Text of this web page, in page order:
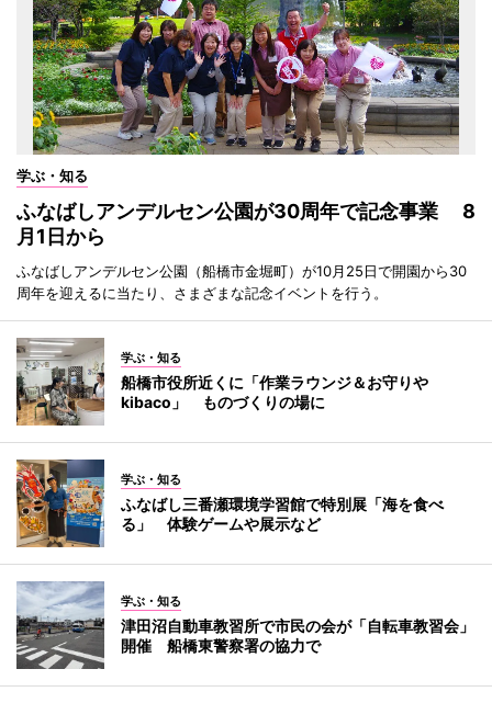
学ぶ・知る
ふなばしアンデルセン公園が30周年で記念事業 8
月1日から
ふなばしアンデルセン公園（船橋市金堀町）が10月25日で開園から30
周年を迎えるに当たり、さまざまな記念イベントを行う。
学ぶ・知る
船橋市役所近くに「作業ラウンジ＆お守りや
kibaco」 ものづくりの場に
学ぶ・知る
ふなばし三番瀬環境学習館で特別展「海を食べ
る」 体験ゲームや展示など
学ぶ・知る
津田沼自動車教習所で市民の会が「自転車教習会」
開催 船橋東警察署の協力で